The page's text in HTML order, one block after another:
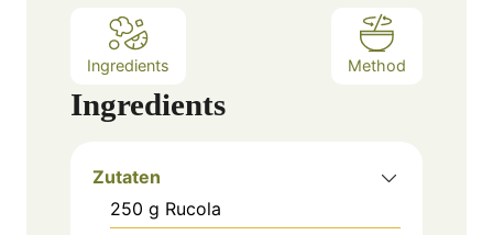
Ingredients Method
Ingredients
Zutaten
250 g Rucola